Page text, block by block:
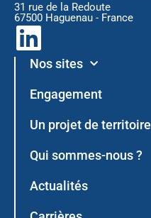
31 rue de la Redoute
67500 Haguenau - France
L
i
n
k
e
d
i
Nos sites
Engagement
Un projet de territoire
Qui sommes-nous ?
Actualités